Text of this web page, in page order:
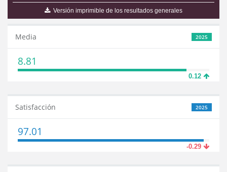
Versión imprimible de los resultados generales
2025
Media
8.81
0.12
2025
Satisfacción
97.01
-0.29